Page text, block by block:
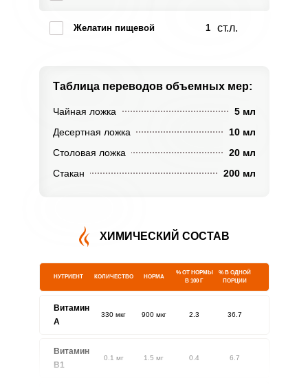
Желатин пищевой 1 ст.л.
Таблица переводов объемных мер:
Чайная ложка
5 мл
Десертная ложка
10 мл
Столовая ложка
20 мл
Стакан
200 мл
ХИМИЧЕСКИЙ СОСТАВ
НУТРИЕНТ КОЛИЧЕСТВО НОРМА
% ОТ НОРМЫ
В 100 Г
% В ОДНОЙ
ПОРЦИИ
Витамин
A
330 мкг 900 мкг 2.3 36.7
Витамин
В1
0.1 мг 1.5 мг 0.4 6.7